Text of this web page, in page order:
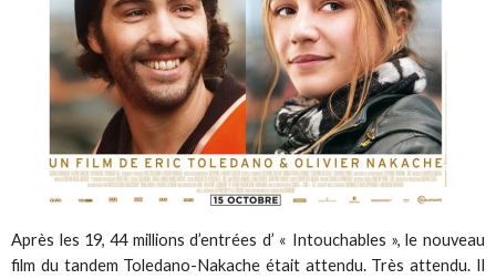
Après les 19, 44 millions d’entrées d’ « Intouchables », le nouveau
film du tandem Toledano-Nakache était attendu. Très attendu. Il